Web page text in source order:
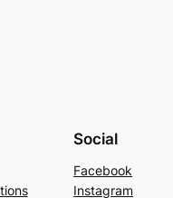
Social
Facebook
Instagram